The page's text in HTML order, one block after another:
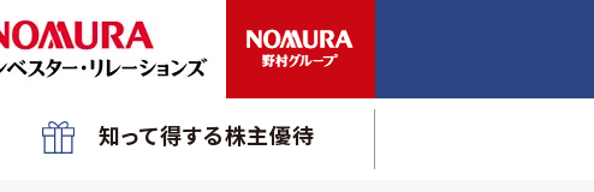
知って得する株主優待